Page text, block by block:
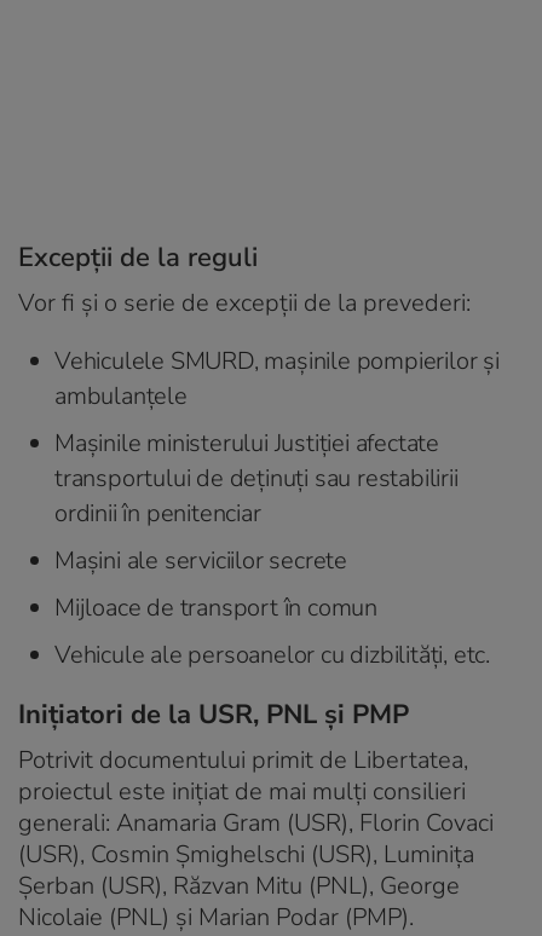
Excepții de la reguli
Vor fi și o serie de excepții de la prevederi:
Vehiculele SMURD, mașinile pompierilor și
ambulanțele
Mașinile ministerului Justiției afectate
transportului de deținuți sau restabilirii
ordinii în penitenciar
Mașini ale serviciilor secrete
Mijloace de transport în comun
Vehicule ale persoanelor cu dizbilități, etc.
Inițiatori de la USR, PNL și PMP
Potrivit documentului primit de Libertatea,
proiectul este inițiat de mai mulți consilieri
generali: Anamaria Gram (USR), Florin Covaci
(USR), Cosmin Șmighelschi (USR), Luminița
Șerban (USR), Răzvan Mitu (PNL), George
Nicolaie (PNL) și Marian Podar (PMP).